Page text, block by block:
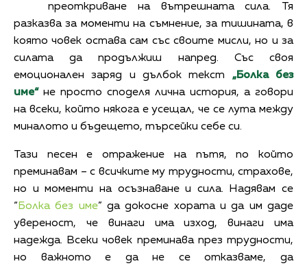
преоткриване на вътрешната сила. Тя
разказва за моменти на съмнение, за тишината, в
която човек остава сам със своите мисли, но и за
силата да продължиш напред. Със своя
емоционален заряд и дълбок текст „Болка без
име“не просто споделя лична история, а говори
на всеки, който някога е усещал, че се лута между
миналото и бъдещето, търсейки себе си.
Тази песен е отражение на пътя, по който
преминавам – с всичките му трудности, страхове,
но и моменти на осъзнаване и сила. Надявам се
“ Болка без име” да докосне хората и да им даде
увереност, че винаги има изход, винаги има
надежда. Всеки човек преминава през трудности,
но важното е да не се отказваме, да